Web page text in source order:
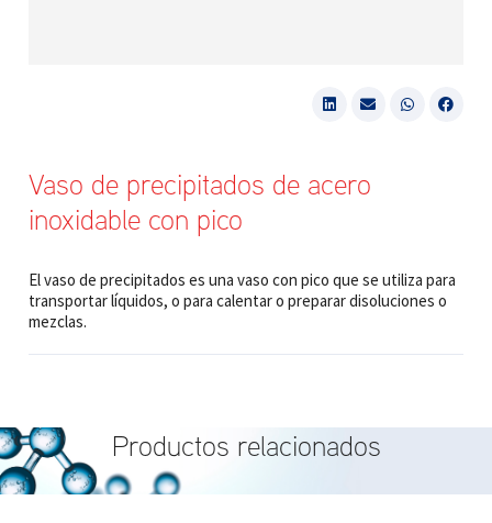
Vaso de precipitados de acero
inoxidable con pico
El vaso de precipitados es una vaso con pico que se utiliza para
transportar líquidos, o para calentar o preparar disoluciones o
mezclas.
Productos relacionados